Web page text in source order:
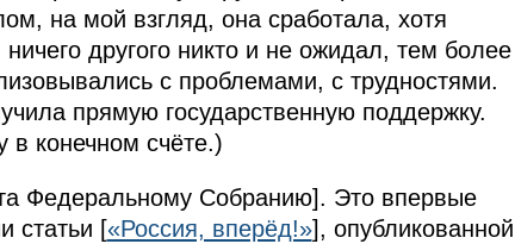
на мой взгляд, она сработала, хотя
другого никто и не ожидал, тем более
с проблемами, с трудностями.
прямую государственную поддержку.
в конечном счёте.)
Федеральному Собранию]. Это впервые
статьи [«Россия, вперёд!»], опубликованной